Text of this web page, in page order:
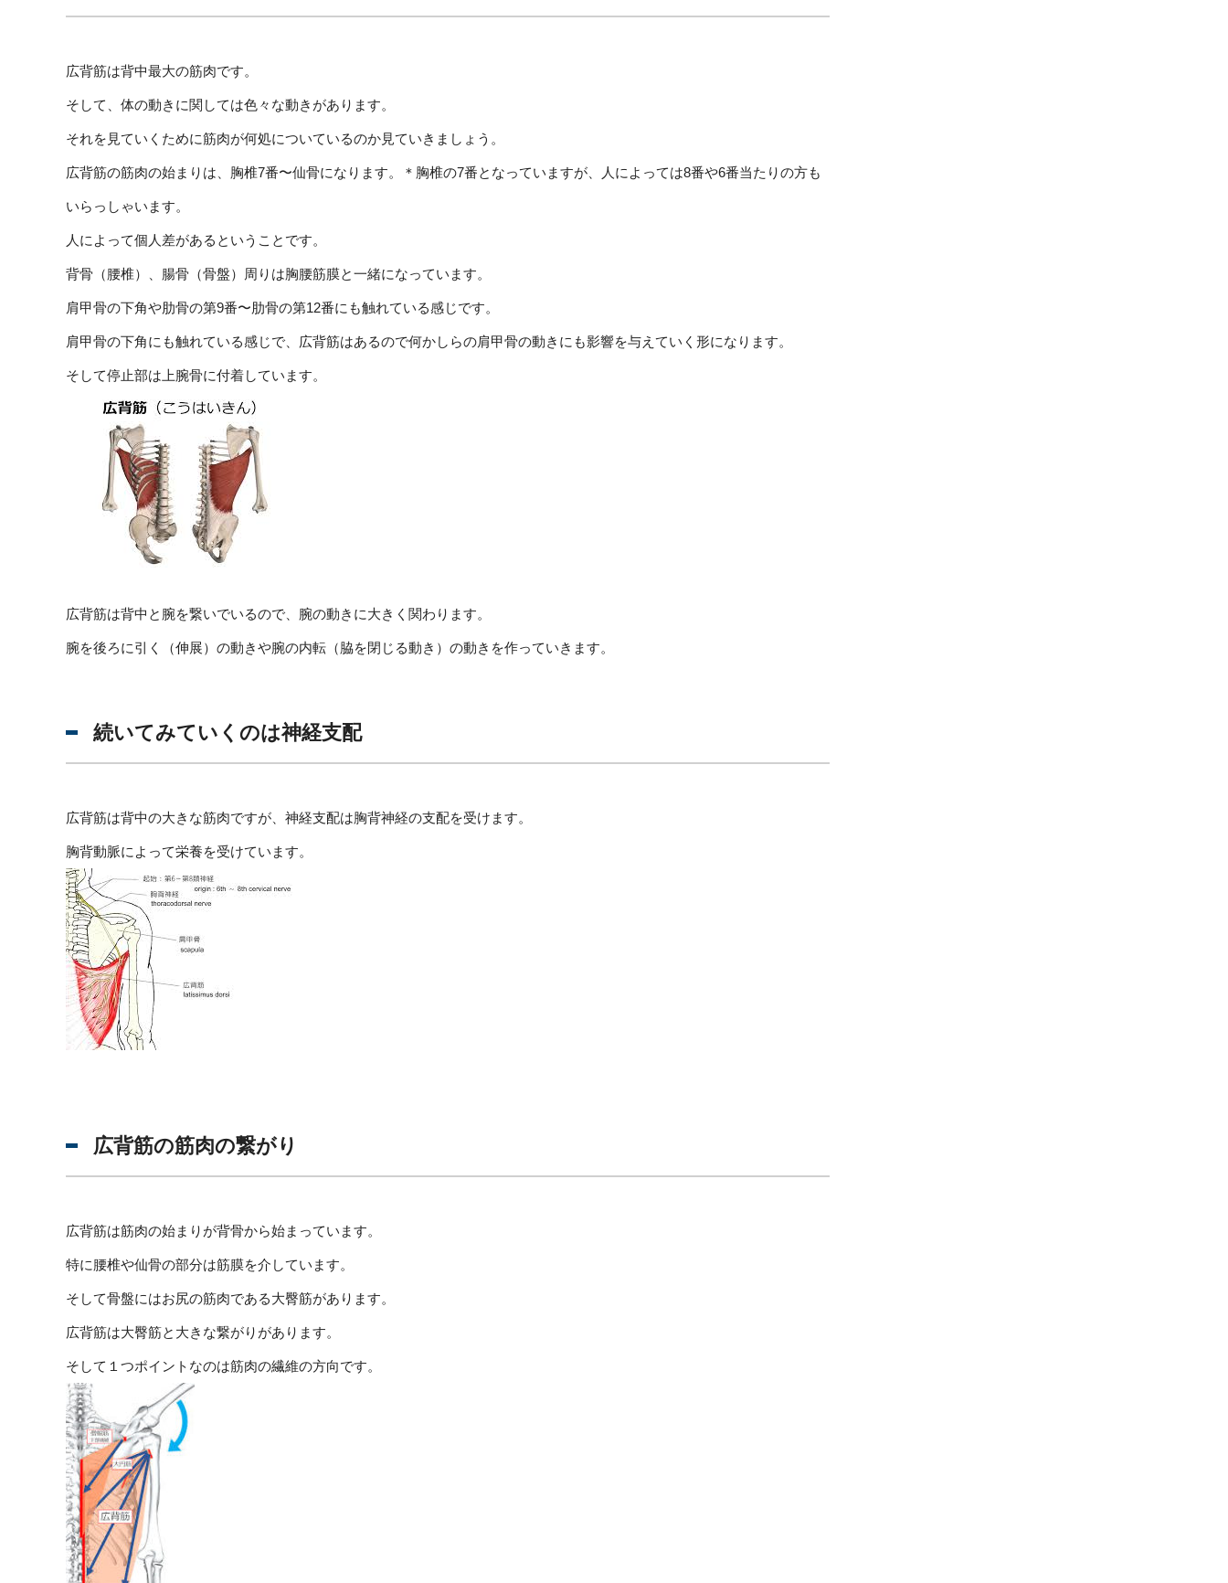
広背筋は背中最大の筋肉です。
そして、体の動きに関しては色々な動きがあります。
それを見ていくために筋肉が何処についているのか見ていきましょう。
広背筋の筋肉の始まりは、胸椎7番〜仙骨になります。＊胸椎の7番となっていますが、人によっては8番や6番当たりの方も
いらっしゃいます。
人によって個人差があるということです。
背骨（腰椎）、腸骨（骨盤）周りは胸腰筋膜と一緒になっています。
肩甲骨の下角や肋骨の第9番〜肋骨の第12番にも触れている感じです。
肩甲骨の下角にも触れている感じで、広背筋はあるので何かしらの肩甲骨の動きにも影響を与えていく形になります。
そして停止部は上腕骨に付着しています。
広背筋は背中と腕を繋いでいるので、腕の動きに大きく関わります。
腕を後ろに引く（伸展）の動きや腕の内転（脇を閉じる動き）の動きを作っていきます。
続いてみていくのは神経支配
広背筋は背中の大きな筋肉ですが、神経支配は胸背神経の支配を受けます。
胸背動脈によって栄養を受けています。
広背筋の筋肉の繋がり
広背筋は筋肉の始まりが背骨から始まっています。
特に腰椎や仙骨の部分は筋膜を介しています。
そして骨盤にはお尻の筋肉である大臀筋があります。
広背筋は大臀筋と大きな繋がりがあります。
そして１つポイントなのは筋肉の繊維の方向です。